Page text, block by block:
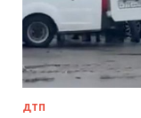
ДТП